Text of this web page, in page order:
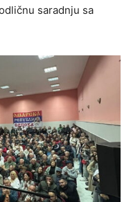
saradnju sa